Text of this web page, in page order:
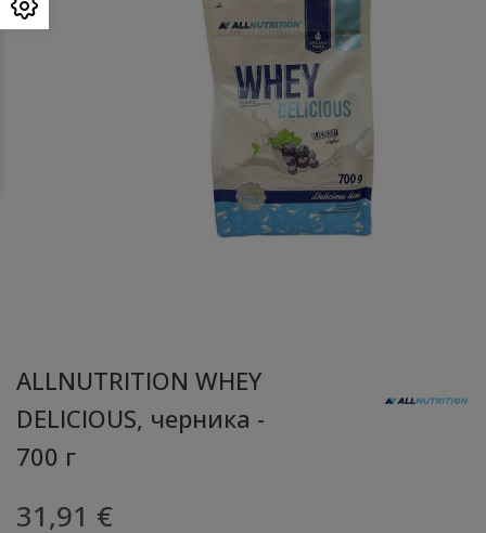
ALLNUTRITION WHEY
DELICIOUS, черника -
700 г
31,91 €